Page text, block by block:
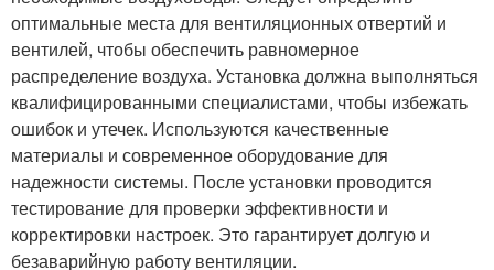
оптимальные места для вентиляционных отвертий и
вентилей, чтобы обеспечить равномерное
распределение воздуха. Установка должна выполняться
квалифицированными специалистами, чтобы избежать
ошибок и утечек. Используются качественные
материалы и современное оборудование для
надежности системы. После установки проводится
тестирование для проверки эффективности и
корректировки настроек. Это гарантирует долгую и
безаварийную работу вентиляции.